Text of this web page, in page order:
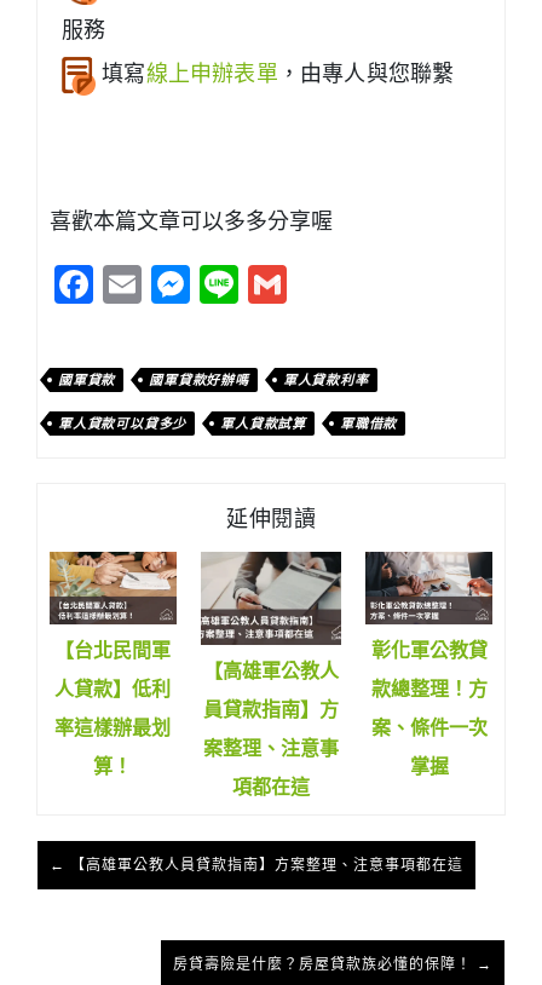
服務
填寫線上申辦表單 ，由專人與您聯繫
喜歡本篇文章可以多多分享喔
Facebook
EmailMessenger
Line
國軍貸款 國軍貸款好辦嗎 軍人貸款利率
軍人貸款可以貸多少 軍人貸款試算 軍職借款
延伸閱讀
【台北民間軍
人貸款】低利
率這樣辦最划
算！
【高雄軍公教人
員貸款指南】方
案整理、注意事
項都在這
彰化軍公教貸
款總整理！方
案、條件一次
掌握
← 【高雄軍公教人員貸款指南】方案整理、注意事項都在這
房貸壽險是什麼？房屋貸款族必懂的保障！ →